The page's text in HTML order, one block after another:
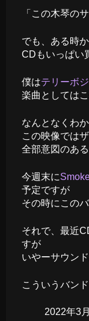
「この木琴の
でも、ある時
CDもいっぱい
僕はテリーボ
楽曲としては
なんとなくわ
この映像では
全部意図のあ
今週末に
予定ですが
その時にこの
それで、最近
すが
いやーサウン
こういうバン
2022年3